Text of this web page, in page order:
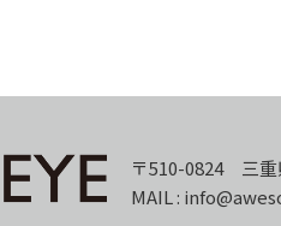
〒510-0824 三重
MAIL :